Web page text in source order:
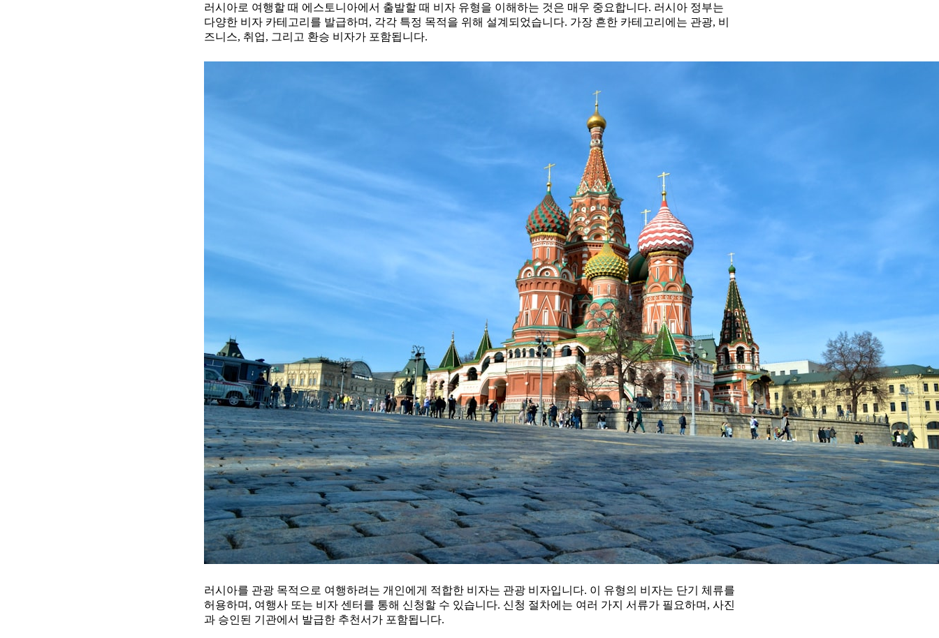
러시아로 여행할 때 에스토니아에서 출발할 때 비자 유형을 이해하는 것은 매우 중요합니다. 러시아 정부는
다양한 비자 카테고리를 발급하며, 각각 특정 목적을 위해 설계되었습니다. 가장 흔한 카테고리에는 관광, 비
즈니스, 취업, 그리고 환승 비자가 포함됩니다.
러시아를 관광 목적으로 여행하려는 개인에게 적합한 비자는 관광 비자입니다. 이 유형의 비자는 단기 체류를
허용하며, 여행사 또는 비자 센터를 통해 신청할 수 있습니다. 신청 절차에는 여러 가지 서류가 필요하며, 사진
과 승인된 기관에서 발급한 추천서가 포함됩니다.